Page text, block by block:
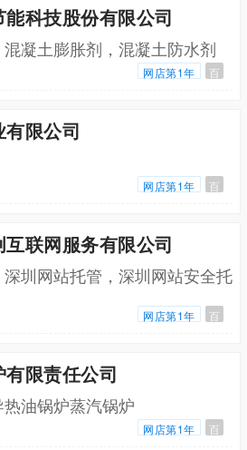
科技股份有限公司
凝土膨胀剂，混凝土防水剂
网店第1年 百
限公司
网店第1年 百
联网服务有限公司
圳网站托管，深圳网站安全托
网店第1年 百
限责任公司
油锅炉蒸汽锅炉
网店第1年 百